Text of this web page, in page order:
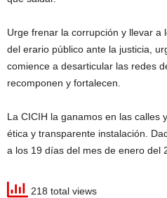
Urge frenar la corrupción y llevar a
del erario público ante la justicia,
comience a desarticular las redes
recomponen y fortalecen.
La CICIH la ganamos en las calles
ética y transparente instalación.
a los 19 días del mes de enero del
218 total views